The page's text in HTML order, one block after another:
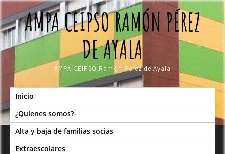
Skip
to
contentAMPA CEIPSO RAMÓN PÉREZ
DE AYALA
AMPA CEIPSO Ramón Pérez de Ayala
Inicio
¿Quienes somos?
Alta y baja de familias socias
Extraescolares